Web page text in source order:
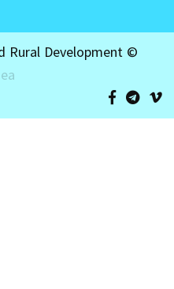
Rural Development ©